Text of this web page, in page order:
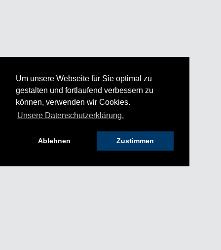
Um unsere Webseite für Sie optimal zu
gestalten und fortlaufend verbessern zu
können, verwenden wir Cookies.
Unsere Datenschutzerklärung.
Ablehnen Zustimmen